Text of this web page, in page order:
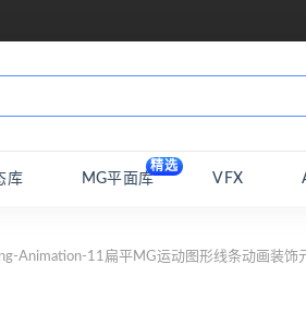
库 MG平面库
精选
VFX
Animation-11扁平MG运动图形线条动画装饰